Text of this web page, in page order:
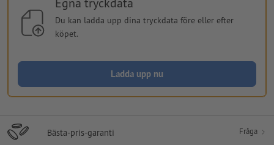
Egna tryckdata
Du kan ladda upp dina tryckdata före eller efter
köpet.
Ladda upp nu
Bästa-pris-garanti Fråga